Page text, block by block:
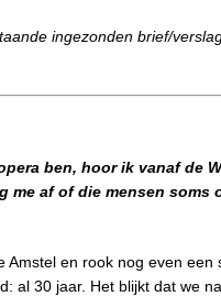
ingezonden brief/
ben, hoor ik vanaf de
me af of die mensen
Amstel en rook nog even
al 30 jaar. Het blijkt dat we